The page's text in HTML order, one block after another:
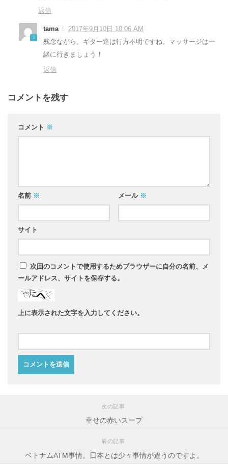
返信
tama
2017年9月10日 10:06 AM
残念ながら、ギター達は行方不明ですね。マッサージは一
緒に行きましょう！
返信
コメントを残す
コメント ※
名前 ※ メール ※
サイト
次回のコメントで使用するためブラウザーに自分の名前、メ
ールアドレス、サイトを保存する。
上に表示された文字を入力してください。
次の記事
幸せの赤いスープ
前の記事
ベトナムATM事情。日本とは少々事情が違うのですよ。